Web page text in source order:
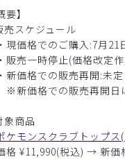
要】
売スケジュール
現価格でのご購入:7月21
販売一時停止(価格改定
新価格での販売再開:未定
価格での販売再開日は
象商品
ケモンスクラブトップス
格 ¥11,990(税込) → 新価